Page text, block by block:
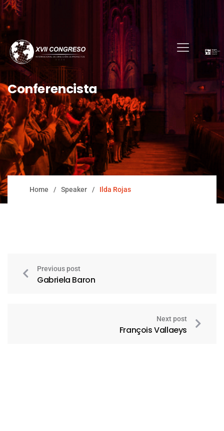
Conferencista
Home Speaker Ilda Rojas
Previous post
Gabriela Baron
Next post
François Vallaeys